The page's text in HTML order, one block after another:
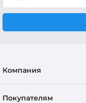
Компания
Покупателям